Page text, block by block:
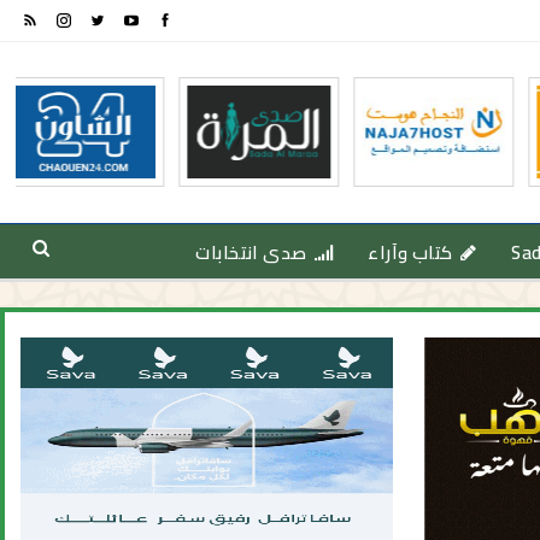
كتاب وآراء صدى انتخابات